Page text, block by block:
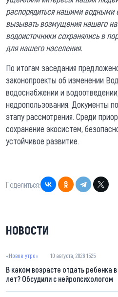
распорядиться нашими водными
вызывать возмущения нашего
водоисточники сохранялись в
для нашего населения.
По итогам заседания
законопроекты об изменении
водоснабжении и
недропользования. Документы
этапу рассмотрения. Среди
сохранение экосистем,
устойчивое развитие.
Поделиться:
НОВОСТИ
«Новое утро» 10 августа, 2026 15:25
В каком возрасте отдать ребенка
лет? Обсудили с нейропсихологом